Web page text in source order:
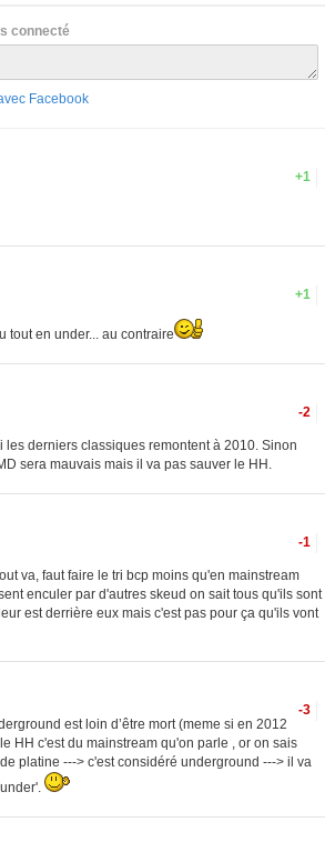
connecté
Facebook
+1
+1
tout en under... au contraire
-2
derniers classiques remontent à 2010. Sinon
sera mauvais mais il va pas sauver le HH.
-1
va, faut faire le tri bcp moins qu'en mainstream
enculer par d'autres skeud on sait tous qu'ils sont
est derrière eux mais c'est pas pour ça qu'ils vont
-3
est loin d’être mort (meme si en 2012
HH c'est du mainstream qu'on parle , or on sais
platine ---> c'est considéré underground ---> il va